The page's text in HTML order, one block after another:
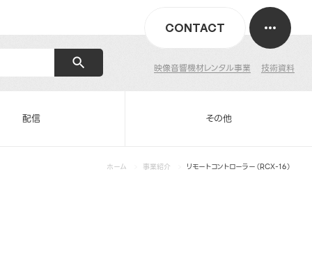
映像音響機材レンタル事業 技術資料
CONTACT
配信 その他
ホーム 事業紹介 リモートコントローラー（RCX-16）